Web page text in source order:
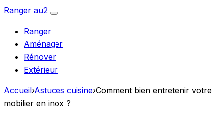
Aller
contenu
Ranger au2
Ouvrir
Ranger
Aménager
Rénover
Extérieur
Accueil›Astuces cuisine›Comment bien entretenir votre
mobilier en inox ?